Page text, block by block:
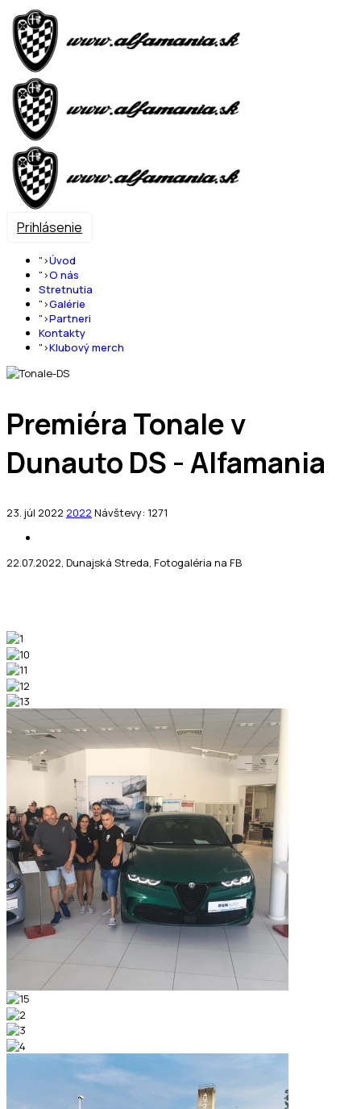
Prihlásenie
">Úvod
">O nás
Stretnutia
">Galérie
">Partneri
Kontakty
">Klubový merch
Premiéra Tonale v
Dunauto DS - Alfamania
23. júl 2022 2022 Návštevy: 1271
22.07.2022, Dunajská Streda, Fotogaléria na FB